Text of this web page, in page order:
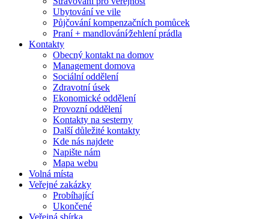
Ubytování ve vile
Půjčování kompenzačních pomůcek
Praní + mandlování⁄žehlení prádla
Kontakty
Obecný kontakt na domov
Management domova
Sociální oddělení
Zdravotní úsek
Ekonomické oddělení
Provozní oddělení
Kontakty na sesterny
Další důležité kontakty
Kde nás najdete
Napište nám
Mapa webu
Volná místa
Veřejné zakázky
Probíhající
Ukončené
Veřejná sbírka